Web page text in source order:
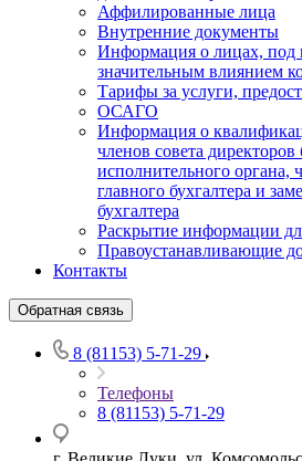
Аффилированные лица
Внутренние документы
Информация о лицах, под
значительным влиянием
Тарифы за услуги,
ОСАГО
Информация о
членов совета
исполнительного органа,
главного бухгалтера и
бухгалтера
Раскрытие информации
Правоустанавливающие
Контакты
Обратная связь
8 (81153) 5-71-29
Телефоны
8 (81153) 5-71-29